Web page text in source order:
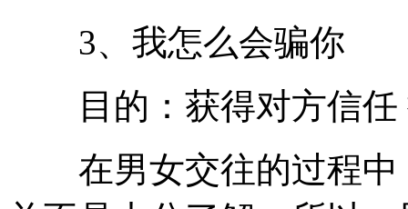
3、我怎么会骗你
目的：获得对方信任
在男女交往的过程中